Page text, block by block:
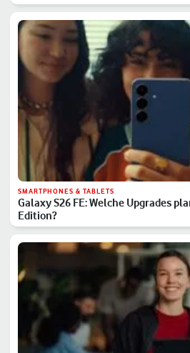
SMARTPHONES & TABLETS
Galaxy S26 FE: Welche Upgrades
Edition?